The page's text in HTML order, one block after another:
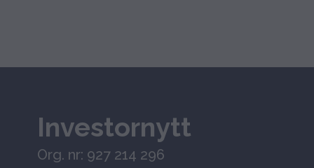
Investornytt
Org. nr: 927 214 296